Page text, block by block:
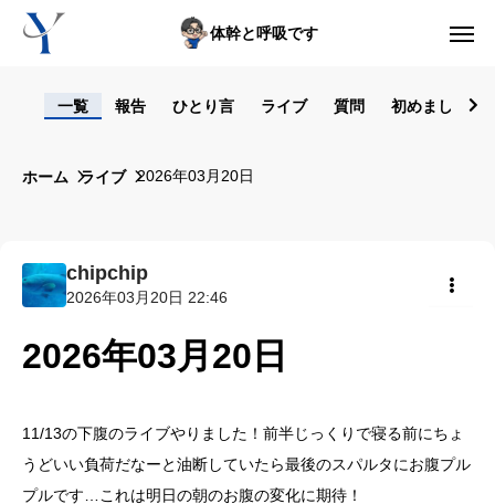
体幹と呼吸です
一覧 報告 ひとり言 ライブ 質問 初めまして！
ホーム ライブ 2026年03月20日
chipchip
2026年03月20日 22:46
2026年03月20日
11/13の下腹のライブやりました！前半じっくりで寝る前にちょ
うどいい負荷だなーと油断していたら最後のスパルタにお腹プル
プルです…これは明日の朝のお腹の変化に期待！
ライブレッスン
入会方法
トップ画面ガイド